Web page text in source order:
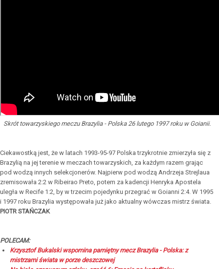
Skrót towarzyskiego meczu Brazylia - Polska 26 lutego 1997 roku w Goianii.
Ciekawostką jest, że w latach 1993-95-97 Polska trzykrotnie zmierzyła się z
Brazylią na jej terenie w meczach towarzyskich, za każdym razem grając
pod wodzą innych selekcjonerów. Najpierw pod wodzą Andrzeja Strejlaua
zremisowała 2:2 w Ribeirao Preto, potem za kadencji Henryka Apostela
uległa w Recife 1:2, by w trzecim pojedynku przegrać w Goianni 2:4. W 1995
i 1997 roku Brazylia występowała już jako aktualny wówczas mistrz świata.
PIOTR STAŃCZAK
POLECAM:
Krzysztof Bukalski wspomina pamiętny mecz Brazylia - Polska: z
mistrzami świata w porze deszczowej